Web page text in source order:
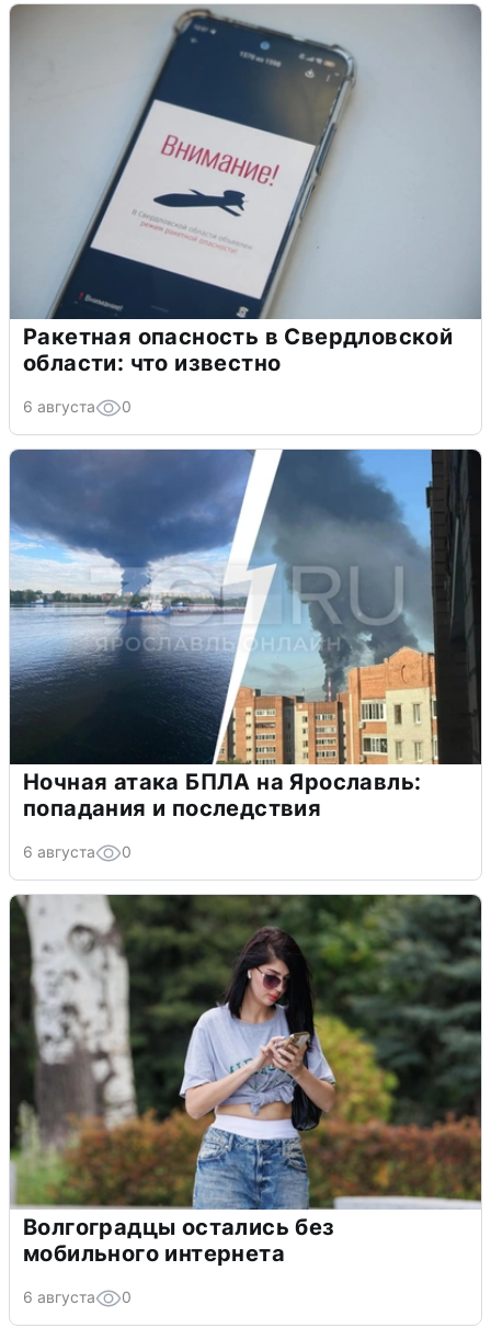
Ракетная опасность в Свердловской
области: что известно
6 августа 0
Ночная атака БПЛА на Ярославль:
попадания и последствия
6 августа 0
Волгоградцы остались без
мобильного интернета
6 августа 0